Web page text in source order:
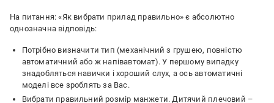
На питання: «Як вибрати прилад правильно» є абсолютно
однозначна відповідь:
Потрібно визначити тип (механічний з грушею, повністю
автоматичний або ж напівавтомат). У першому випадку
знадобляться навички і хороший слух, а ось автоматичні
моделі все зроблять за Вас.
Вибрати правильний розмір манжети. Дитячий плечовий –